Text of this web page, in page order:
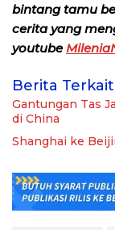
bintang tamu
cerita yang
youtube
Berita Terkait
Gantungan Tas
di China
Shanghai ke